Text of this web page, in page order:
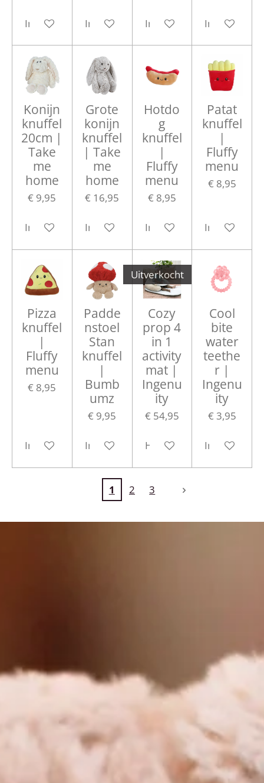
In winkelwagenIn winkelwagenIn winkelwagenIn
Konijn
knuffel
20cm |
Take
me
home
€ 9,95
In winkelwagen
Grote
konijn
knuffel
| Take
me
home
€ 16,95
In winkelwagen
Hotdo
g
knuffel
|
Fluffy
menu
€ 8,95
In winkelwagen
Patat
knuffel
|
Fluffy
menu
€ 8,95
In
Pizza
knuffel
|
Fluffy
menu
€ 8,95
In winkelwagen
Padde
nstoel
Stan
knuffel
|
Bumb
umz
€ 9,95
In winkelwagen
Uitverkocht
Cozy
prop 4
in 1
activity
mat |
Ingenu
ity
€ 54,95
Houd mij op de hoogte
Cool
bite
water
teethe
r |
Ingenu
ity
€ 3,95
In
1 2 3